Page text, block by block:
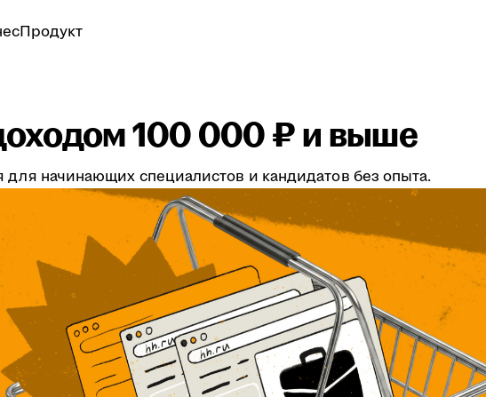
Продукт
100 000 ₽ и выше
начинающих специалистов и кандидатов без опыта.